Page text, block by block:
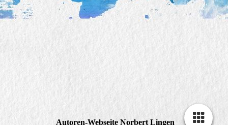
Autoren-Webseite Norbert Lingen